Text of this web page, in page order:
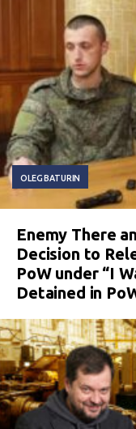
OLEG BATURIN
Enemy There
Decision to
PoW under “I
Detained in